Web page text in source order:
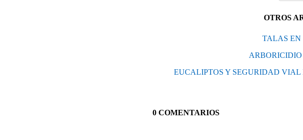
OTROS
TALAS EN
EUCALIPTOS Y SEGURIDAD
0 COMENTARIOS